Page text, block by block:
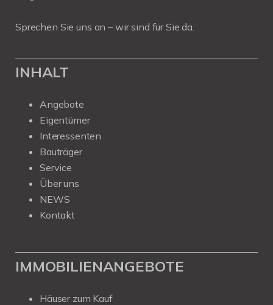
Sprechen Sie uns an – wir sind für Sie da.
INHALT
Angebote
Eigentümer
Interessenten
Bauträger
Service
Über uns
NEWS
Kontakt
IMMOBILIENANGEBOTE
Häuser zum Kauf